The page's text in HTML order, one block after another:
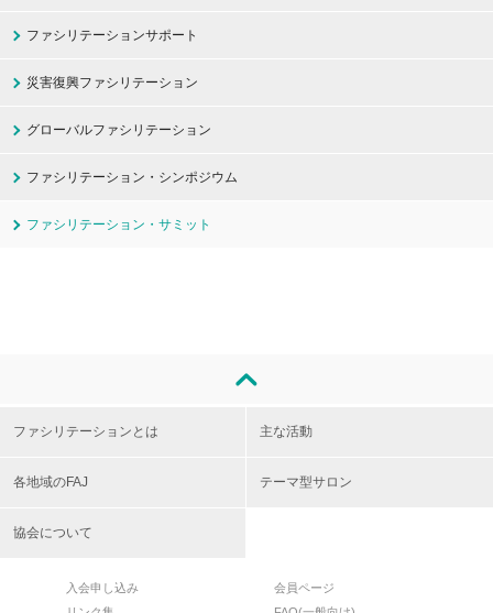
ファシリテーションサポート
災害復興ファシリテーション
グローバルファシリテーション
ファシリテーション・シンポジウム
ファシリテーション・サミット
ファシリテーションとは 主な活動
各地域のFAJ テーマ型サロン
協会について
入会申し込み
会員ページ